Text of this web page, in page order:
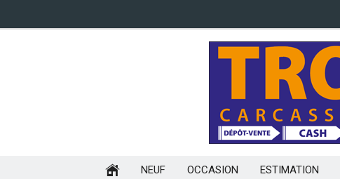
NEUF OCCASION ESTIMATION